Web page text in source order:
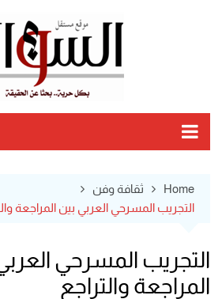
Home
ثقافة وفن
التجريب المسرحي العربي بين المراجعة
التجريب المسرحي
المراجعة والتراجع